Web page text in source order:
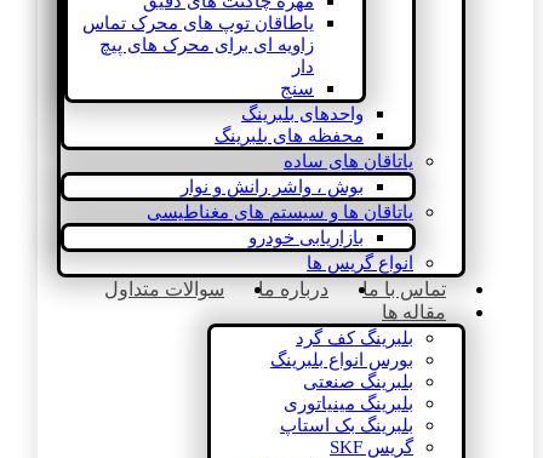
یاطاقان توپ های محرک تماس
زاویه ای برای محرک های پیچ
دار
سنج
واحدهای بلبرینگ
محفظه های بلبرینگ
یاتاقان های ساده
بوش ، واشر رانش و نوار
یاتاقان ها و سیستم های مغناطیسی
بازاریابی خودرو
انواع گریس ها
تماس با ما درباره ما
سوالات متداول
مقاله ها
بلبرینگ کف گرد
بورس انواع بلبرینگ
بلبرینگ صنعتی
بلبرینگ مینیاتوری
بلبرینگ بک استاپ
گریس SKF